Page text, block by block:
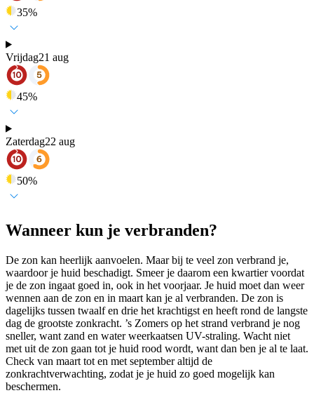
35%
Vrijdag21 aug
45%
Zaterdag22 aug
50%
Wanneer kun je verbranden?
De zon kan heerlijk aanvoelen. Maar bij te veel zon verbrand je,
waardoor je huid beschadigt. Smeer je daarom een kwartier voordat
je de zon ingaat goed in, ook in het voorjaar. Je huid moet dan weer
wennen aan de zon en in maart kan je al verbranden. De zon is
dagelijks tussen twaalf en drie het krachtigst en heeft rond de langste
dag de grootste zonkracht. ’s Zomers op het strand verbrand je nog
sneller, want zand en water weerkaatsen UV-straling. Wacht niet
met uit de zon gaan tot je huid rood wordt, want dan ben je al te laat.
Check van maart tot en met september altijd de
zonkrachtverwachting, zodat je je huid zo goed mogelijk kan
beschermen.